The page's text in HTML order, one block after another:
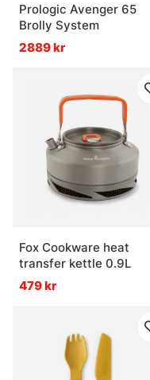
Prologic Avenger 65
Brolly System
2889 kr
Fox Cookware heat
transfer kettle 0.9L
479 kr